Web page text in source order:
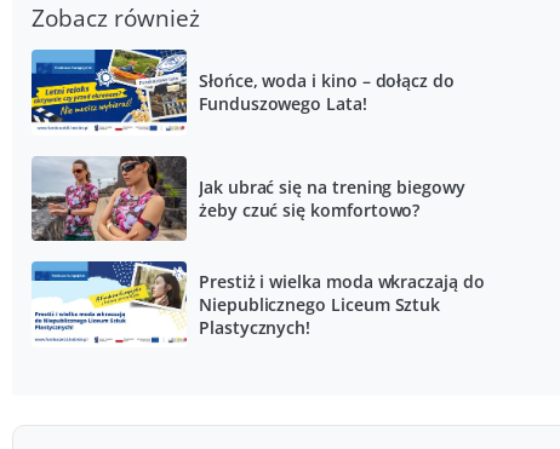
Zobacz również
Słońce, woda i kino – dołącz do
Funduszowego Lata!
Jak ubrać się na trening biegowy
żeby czuć się komfortowo?
Prestiż i wielka moda wkraczają do
Niepublicznego Liceum Sztuk
Plastycznych!